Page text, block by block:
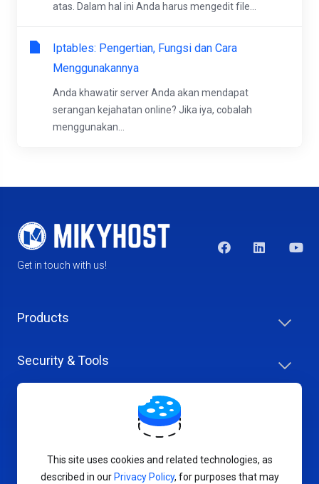
atas. Dalam hal ini Anda harus mengedit file...
Iptables: Pengertian, Fungsi dan Cara
Menggunakannya
Anda khawatir server Anda akan mendapat
serangan kejahatan online? Jika iya, cobalah
menggunakan...
Get in touch with us!
Products
Security & Tools
This site uses cookies and related technologies, as
described in our Privacy Policy, for purposes that may